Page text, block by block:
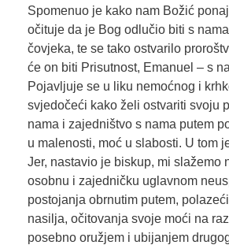
Spomenuo je kako nam Božić
očituje da je Bog odlučio biti s
čovjeka, te se tako ostvarilo
će on biti Prisutnost, Emanuel – s
Pojavljuje se u liku nemoćnog i
svjedočeći kako želi ostvariti svoju
nama i zajedništvo s nama putem
u malenosti, moć u slabosti. U tom
Jer, nastavio je biskup, mi slažemo
osobnu i zajedničku uglavnom
postojanja obrnutim putem,
nasilja, očitovanja svoje moći na
posebno oružjem i ubijanjem